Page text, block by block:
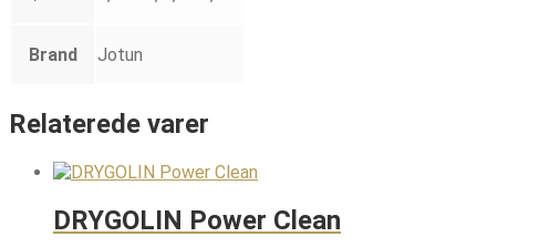
Brand Jotun
Relaterede varer
DRYGOLIN Power Clean